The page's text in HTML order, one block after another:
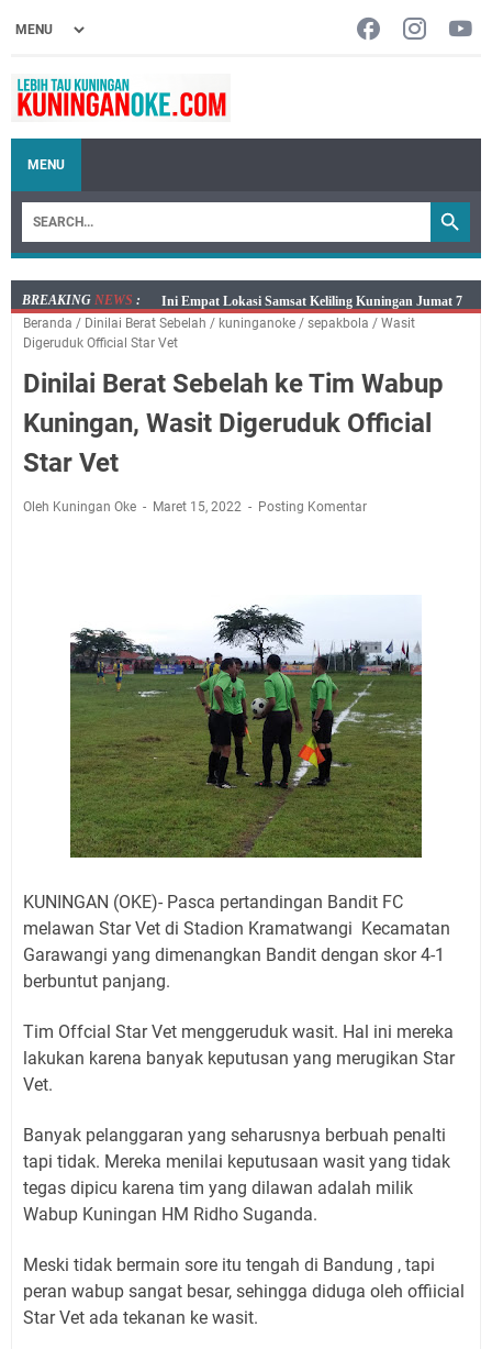
MENU
BREAKING NEWS :
Jumat 7 Agustus 2026 Mobil SIM Keliling Ada di
Kecamatan Sindangagung
Dicabut Dari Hidupmu, Kamu Akan Tetap Berjalan
Kelaparan Meskipun Memiliki Sekarung Penuh Uang
Salat Lima Waktu itu Bukan Cuma Kewajiban, Tapi
Polres Kuningan dan PAM Tirta Kamuning Salurakan
12 Ribu Liter
Uniku Jadi Tuan Rumah Pendampingan Penyusunan
Dokumen SPMI
Sudahkah Kita Merdeka Dari Hawa Nafsu?
Info Sembako di Pasar Kepuh Kuningan Kamis 6
Agustus 2026, Daging Naik, Telur Turun
Agenda Kegiatan Bupati Kuningan Jumat 7 Agustus
2026 Ada Tiga, Tapi yang Bakal Dihadiri Hanya Satu
Ini Empat Lokasi Samsat Keliling Kuningan Jumat 7
Beranda / Dinilai Berat Sebelah / kuninganoke / sepakbola / Wasit
Digeruduk Official Star Vet
Dinilai Berat Sebelah ke Tim Wabup
Kuningan, Wasit Digeruduk Official
Star Vet
Oleh Kuningan Oke Maret 15, 2022 Posting Komentar
KUNINGAN (OKE)- Pasca pertandingan Bandit FC
melawan Star Vet di Stadion Kramatwangi Kecamatan
Garawangi yang dimenangkan Bandit dengan skor 4-1
berbuntut panjang.
Tim Offcial Star Vet menggeruduk wasit. Hal ini mereka
lakukan karena banyak keputusan yang merugikan Star
Vet.
Banyak pelanggaran yang seharusnya berbuah penalti
tapi tidak. Mereka menilai keputusaan wasit yang tidak
tegas dipicu karena tim yang dilawan adalah milik
Wabup Kuningan HM Ridho Suganda.
Meski tidak bermain sore itu tengah di Bandung , tapi
peran wabup sangat besar, sehingga diduga oleh offiicial
Star Vet ada tekanan ke wasit.